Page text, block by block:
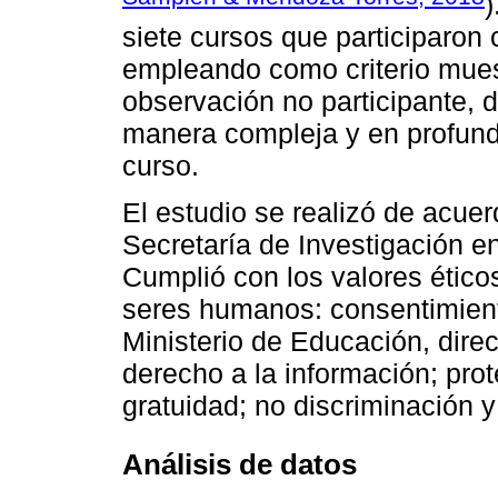
siete cursos que participaron
empleando como criterio
observación no participante,
manera compleja y en
curso.
El estudio se realizó de
Secretaría de Investigación
Cumplió con los valores
seres humanos:
Ministerio de Educación,
derecho a la información;
gratuidad; no discriminación
Análisis de datos